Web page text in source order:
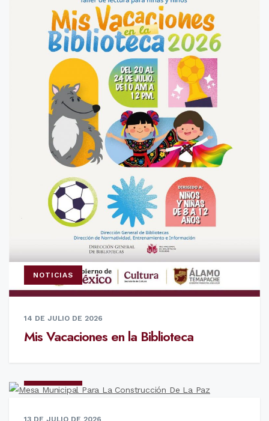
NOTICIAS
14 DE JULIO DE 2026
Mis Vacaciones en la Biblioteca
13 DE JULIO DE 2026